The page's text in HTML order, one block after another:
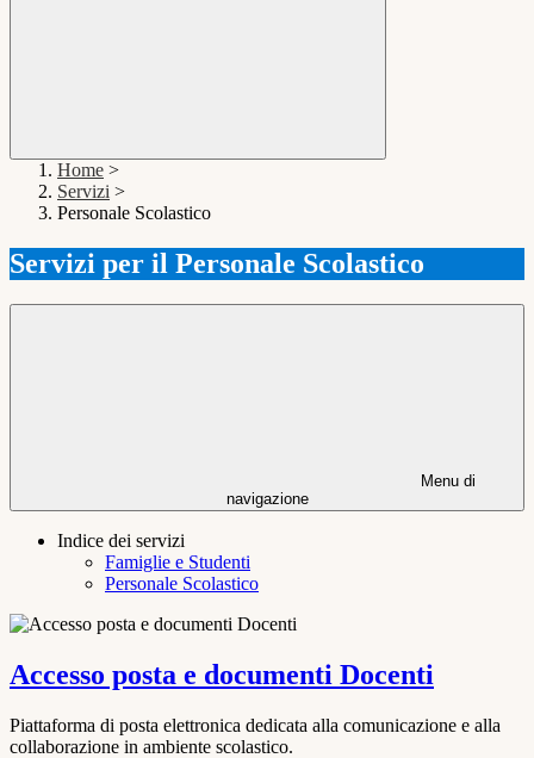
Home >
Servizi >
Personale Scolastico
Servizi per il Personale Scolastico
Menu di
navigazione
Indice dei servizi
Famiglie e Studenti
Personale Scolastico
Accesso posta e documenti Docenti
Piattaforma di posta elettronica dedicata alla comunicazione e alla
collaborazione in ambiente scolastico.